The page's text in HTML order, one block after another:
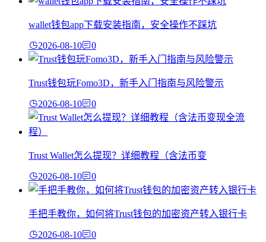
wallet钱包app下载安装指南，安全操作不踩坑
2026-08-10 0
Trust钱包玩Fomo3D，新手入门指南与风险警示
2026-08-10 0
Trust Wallet怎么提现？详细教程（含法币变
2026-08-10 0
手把手教你，如何将Trust钱包的加密资产转入银行卡
2026-08-10 0